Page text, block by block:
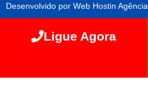
Desenvolvido por Web Hostin Agência.
Ligue Agora